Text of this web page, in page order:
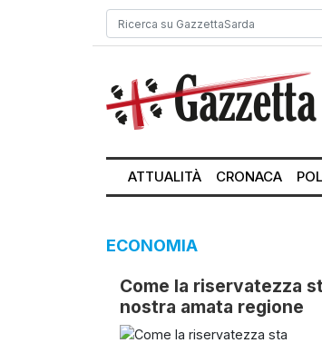
ATTUALITÀ CRONACA
ECONOMIA
Come la riservatezza
nostra amata regione